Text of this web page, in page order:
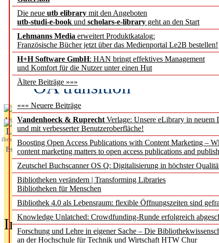
Die neue utb elibrary mit den Angeboten
utb-studi-e-book und scholars-e-library geht an den Start
Lehmanns Media erweitert Produktkatalog:
Französische Bücher jetzt über das Medienportal Le2B bestellen!
H+H Software GmbH: HAN bringt effektives Management
und Komfort für die Nutzer unter einen Hut
Ältere Beiträge »»»
««« Neuere Beiträge
Vandenhoeck & Ruprecht Verlage: Unsere eLibrary in neuem
und mit verbesserter Benutzeroberfläche!
Boosting Open Access Publications with Content Marketing –
content marketing matters to open access publications and
Zeutschel Buchscanner OS Q: Digitalisierung in höchster
Bibliotheken verändern | Transforming Libraries
Bibliotheken für Menschen
Bibliothek 4.0 als Lebensraum: flexible Öffnungszeiten sind
Knowledge Unlatched: Crowdfunding-Runde erfolgreich
Forschung und Lehre in eigener Sache – Die
an der Hochschule für Technik und Wirtschaft HTW Chur
Schulwandbilder aus
Fifth Open Access
transformative
OA transition
Aktuelles aus
L
ibrary
Essentials
In der Ausgabe05/2026(Juni/Juli